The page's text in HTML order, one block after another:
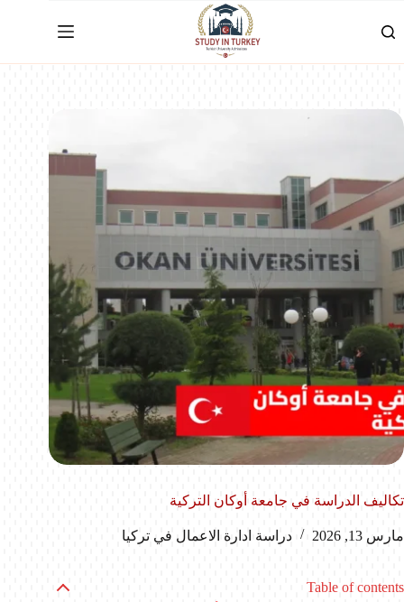
إلى
المحتوى
تكاليف الدراسة في جامعة أوكان التركية
مارس 13, 2026 دراسة ادارة الاعمال في تركيا
Table of contents